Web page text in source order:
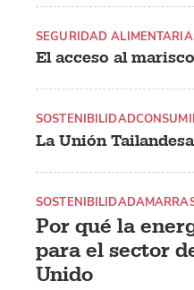
El acceso al
SEGURIDAD ALIMENTARIA
La Unión
SOSTENIBILIDAD
Por qué la
para el sector
Unido
SOSTENIBILIDAD